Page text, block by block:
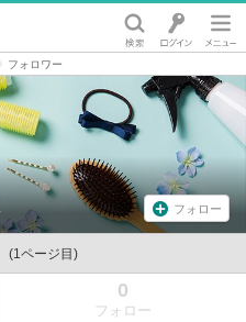
フォロワー
フォロー
(1ページ目)
0
フォロー